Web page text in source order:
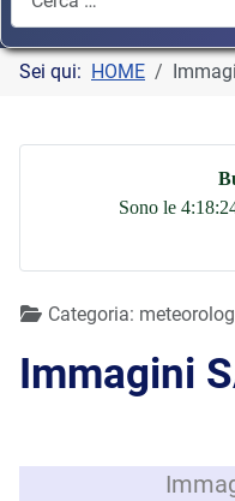
Sei qui: HOME
Sono le
Dettagli
Categoria:
Immagini